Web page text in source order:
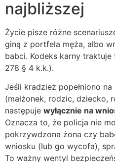
najbliższej
Życie pisze różne
giną z portfela męża, albo
babci. Kodeks karny
278 § 4 k.k.).
Jeśli kradzież popełniono
(małżonek, rodzic, dziecko,
następuje wyłącznie na
Oznacza to, że policja nie
pokrzywdzona żona czy
wniosku (lub go wycofa),
To ważny wentyl